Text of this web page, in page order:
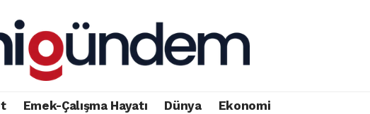
Emek-Çalışma Hayatı Dünya Ekonomi